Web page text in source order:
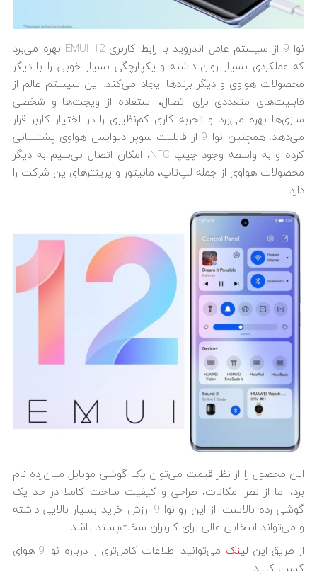
نوا 9 از سیستم عامل اندروید با رابط کاربری EMUI 12 بهره می‌برد
که عملکردی بسیار روان داشته و یکپارچگی بسیار خوبی را با دیگر
محصولات هواوی و دیگر برندها ایجاد می‌کند. این سیستم عالم از
قابلیت‌های متعددی برای اتصال، استفاده از ویجت‌ها و شخصی
سازی‌ها بهره می‌برد و تجربه کاری کم‌نظیری را در اختیار کاربر قرار
می‌دهد. همچنین نوا 9 از قابلیت سوپر دیوایس هواوی پشتیبانی
کرده و به واسطه وجود چیپ NFC، امکان اتصال بی‌سیم به دیگر
محصولات هواوی از جمله لپ‌تاپ، مانیتور و پرینترهای ین شرکت را
دارد.
این محصول را از نظر قیمت می‌توان یک گوشی موبایل میان‌رده نام
برد، اما از نظر امکانات، طراحی و کیفیت ساخت کاملا در حد یک
گوشی رده بالاست. از این رو نوا 9 ارزش خرید بسیار بالایی داشته
و می‌تواند انتخابی عالی برای کاربران سخت‌پسند باشد.
از طریق این لینک
می‌توانید اطلاعات کامل‌تری را درباره نوا 9 هوای
کسب کنید.